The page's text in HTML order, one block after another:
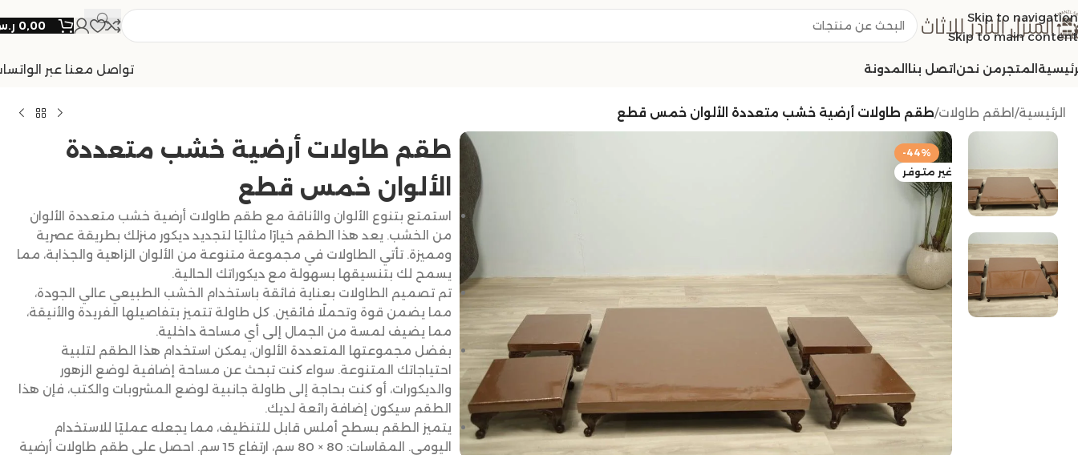
Skip to navigation
Skip to main content
0,00
المتجرمن نحن اتصل بنا المدونة تواصل معنا عبر
الرئيسية/ اطقم طاولات/طقم طاولات أرضية خشب متعددة الألوان خمس قطع
-44%
غير متوفر
طقم طاولات أرضية خشب متعددة
الألوان خمس قطع
استمتع بتنوع الألوان والأناقة مع طقم طاولات أرضية خشب متعددة الألوان
من الخشب. يعد هذا الطقم خيارًا مثاليًا لتجديد ديكور منزلك بطريقة عصرية
ومميزة. تأتي الطاولات في مجموعة متنوعة من الألوان الزاهية والجذابة، مما
يسمح لك بتنسيقها بسهولة مع ديكوراتك الحالية.
تم تصميم الطاولات بعناية فائقة باستخدام الخشب الطبيعي عالي الجودة،
مما يضمن قوة وتحملًا فائقين. كل طاولة تتميز بتفاصيلها الفريدة والأنيقة،
مما يضيف لمسة من الجمال إلى أي مساحة داخلية.
بفضل مجموعتها المتعددة الألوان، يمكن استخدام هذا الطقم لتلبية
احتياجاتك المتنوعة. سواء كنت تبحث عن مساحة إضافية لوضع الزهور
والديكورات، أو كنت بحاجة إلى طاولة جانبية لوضع المشروبات والكتب، فإن هذا
الطقم سيكون إضافة رائعة لديك.
يتميز الطقم بسطح أملس قابل للتنظيف، مما يجعله عمليًا للاستخدام
اليومي. المقاسات: 80 × 80 سم، ارتفاع 15 سم. احصل على طقم طاولات أرضية